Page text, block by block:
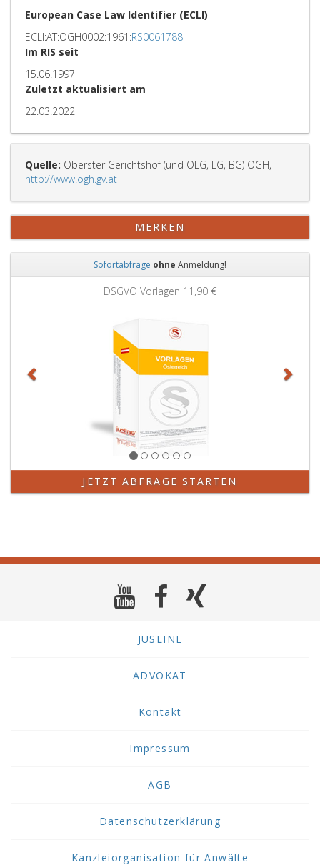
European Case Law Identifier (ECLI)
ECLI:AT:OGH0002:1961:RS0061788
Im RIS seit
15.06.1997
Zuletzt aktualisiert am
22.03.2022
Quelle: Oberster Gerichtshof (und OLG, LG, BG) OGH,
http://www.ogh.gv.at
MERKEN
Sofortabfrage ohne Anmeldung!
DSGVO Vorlagen11,90 €
JETZT ABFRAGE STARTEN
JUSLINE
ADVOKAT
Kontakt
Impressum
AGB
Datenschutzerklärung
Kanzleiorganisation für Anwälte